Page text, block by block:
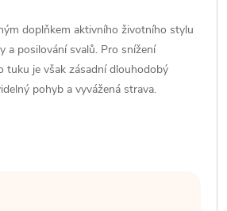
doplňkem aktivního životního stylu
a posilování svalů. Pro snížení
tuku je však zásadní dlouhodobý
pohyb a vyvážená strava.